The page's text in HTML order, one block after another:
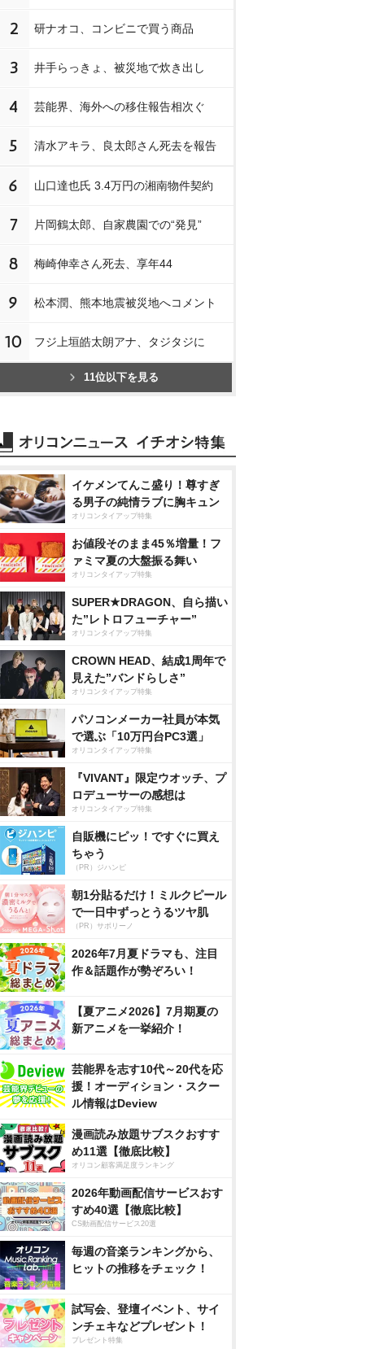
2 研ナオコ、コンビニで買う商品
3 井手らっきょ、被災地で炊き出し
4 芸能界、海外への移住報告相次ぐ
5 清水アキラ、良太郎さん死去を報告
6 山口達也氏 3.4万円の湘南物件契約
7 片岡鶴太郎、自家農園での“発見”
8 梅崎伸幸さん死去、享年44
9 松本潤、熊本地震被災地へコメント
10 フジ上垣皓太朗アナ、タジタジに
11位以下を見る
イケメンてんこ盛り！尊すぎ
る男子の純情ラブに胸キュン
オリコンタイアップ特集
お値段そのまま45％増量！フ
ァミマ夏の大盤振る舞い
オリコンタイアップ特集
SUPER★DRAGON、自ら描い
た”レトロフューチャー”
オリコンタイアップ特集
CROWN HEAD、結成1周年で
見えた”バンドらしさ”
オリコンタイアップ特集
パソコンメーカー社員が本気
で選ぶ「10万円台PC3選」
オリコンタイアップ特集
『VIVANT』限定ウオッチ、プ
ロデューサーの感想は
オリコンタイアップ特集
自販機にピッ！ですぐに買え
ちゃう
（PR）ジハンピ
朝1分貼るだけ！ミルクピール
で一日中ずっとうるツヤ肌
（PR）サボリーノ
2026年7月夏ドラマも、注目
作＆話題作が勢ぞろい！
【夏アニメ2026】7月期夏の
新アニメを一挙紹介！
芸能界を志す10代～20代を応
援！オーディション・スクー
ル情報はDeview
漫画読み放題サブスクおすす
め11選【徹底比較】
オリコン顧客満足度ランキング
2026年動画配信サービスおす
すめ40選【徹底比較】
CS動画配信サービス20選
毎週の音楽ランキングから、
ヒットの推移をチェック！
試写会、登壇イベント、サイ
ンチェキなどプレゼント！
プレゼント特集